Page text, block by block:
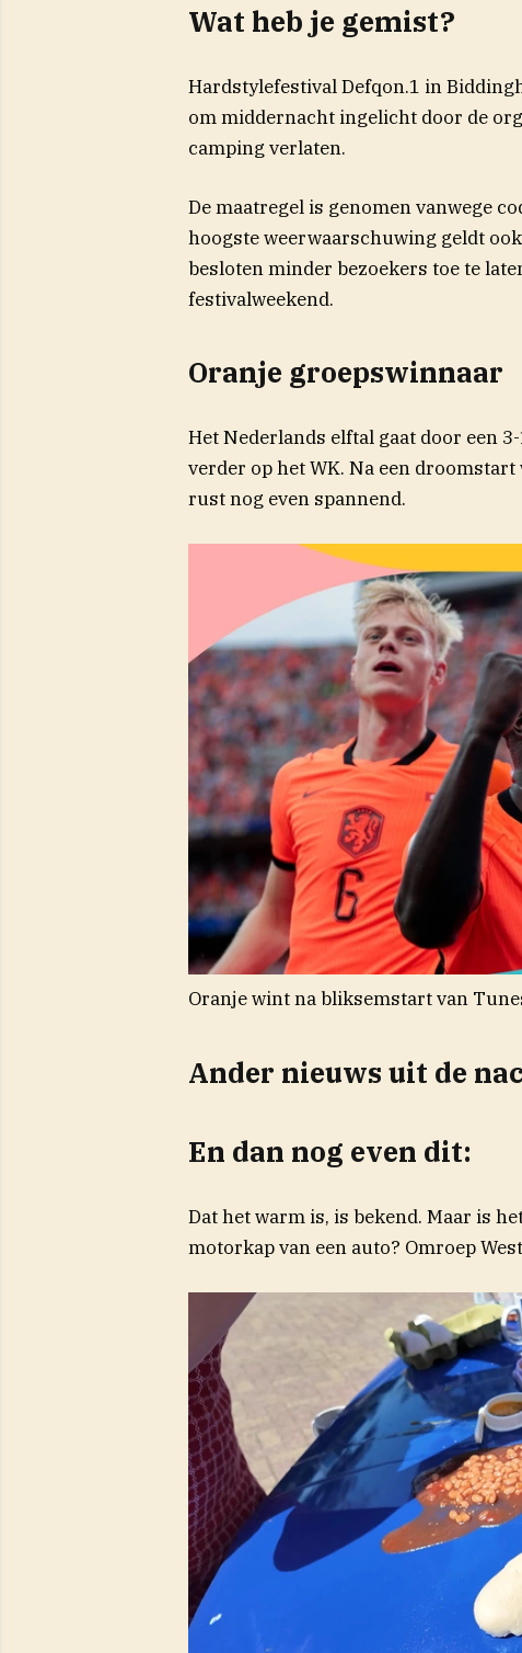
Wat heb je gemist?
Hardstylefestival Defqon.1 in
om middernacht ingelicht door de
camping verlaten.
De maatregel is genomen vanwege
hoogste weerwaarschuwing geldt
besloten minder bezoekers toe te
festivalweekend.
Oranje groepswinnaar
Het Nederlands elftal gaat door een
verder op het WK. Na een
rust nog even spannend.
Oranje wint na bliksemstart van
Ander nieuws uit de
En dan nog even dit:
Dat het warm is, is bekend. Maar is
motorkap van een auto? Omroep